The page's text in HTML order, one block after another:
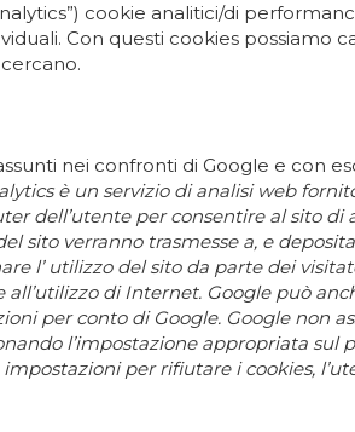
cookie analitici/di
Con questi cookies
nei confronti di Google e con
è un servizio di analisi web
dell’utente per consentire al sito
sito verranno trasmesse a, e
l’ utilizzo del sito da parte dei
di Internet. Google può
per conto di Google. Google non
l’impostazione appropriata
per rifiutare i cookies,